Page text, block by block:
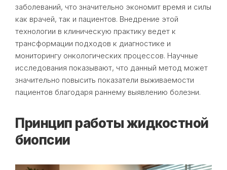
заболеваний, что значительно экономит время и силы
как врачей, так и пациентов. Внедрение этой
технологии в клиническую практику ведет к
трансформации подходов к диагностике и
мониторингу онкологических процессов. Научные
исследования показывают, что данный метод может
значительно повысить показатели выживаемости
пациентов благодаря раннему выявлению болезни.
Принцип работы жидкостной
биопсии